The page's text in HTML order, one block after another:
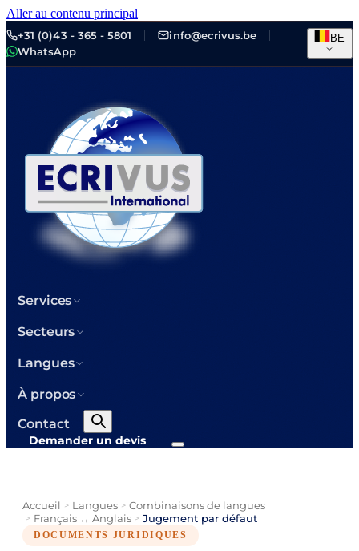
Aller au contenu principal
+31 (0)43 - 365 - 5801
info@ecrivus.be
WhatsApp
BE
Services
Secteurs
Langues
À propos
Contact
Demander un devis
Accueil > Langues > Combinaisons de langues
> Français ↔ Anglais > Jugement par défaut
DOCUMENTS JURIDIQUES